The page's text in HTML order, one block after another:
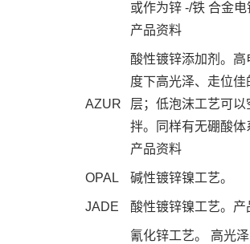
或作为锌 -/铁 合金电
产品资料
AZUR
酸性镀锌添加剂。高
度下高光泽、走位佳
层；低泡沫工艺可以
拌。同样有无硼酸体
产品资料
OPAL 碱性镀锌镍工艺。
JADE 酸性镀锌镍工艺。 产
氰化锌工艺。 高光